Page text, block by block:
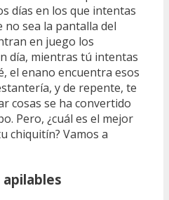
días en los que intentas
sea la pantalla del
en juego los
día, mientras tú intentas
el enano encuentra esos
y de repente, te
cosas se ha convertido
Pero, ¿cuál es el mejor
chiquitín? Vamos a